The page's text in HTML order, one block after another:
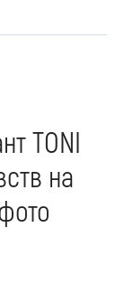
TONI
на